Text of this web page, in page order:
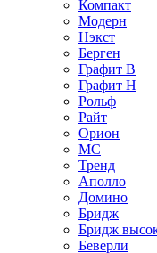
Компакт
Модерн
Нэкст
Берген
Графит В
Графит Н
Рольф
Райт
Орион
МС
Тренд
Аполло
Домино
Бридж
Бридж
Беверли